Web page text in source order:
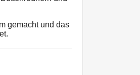
gemacht und das